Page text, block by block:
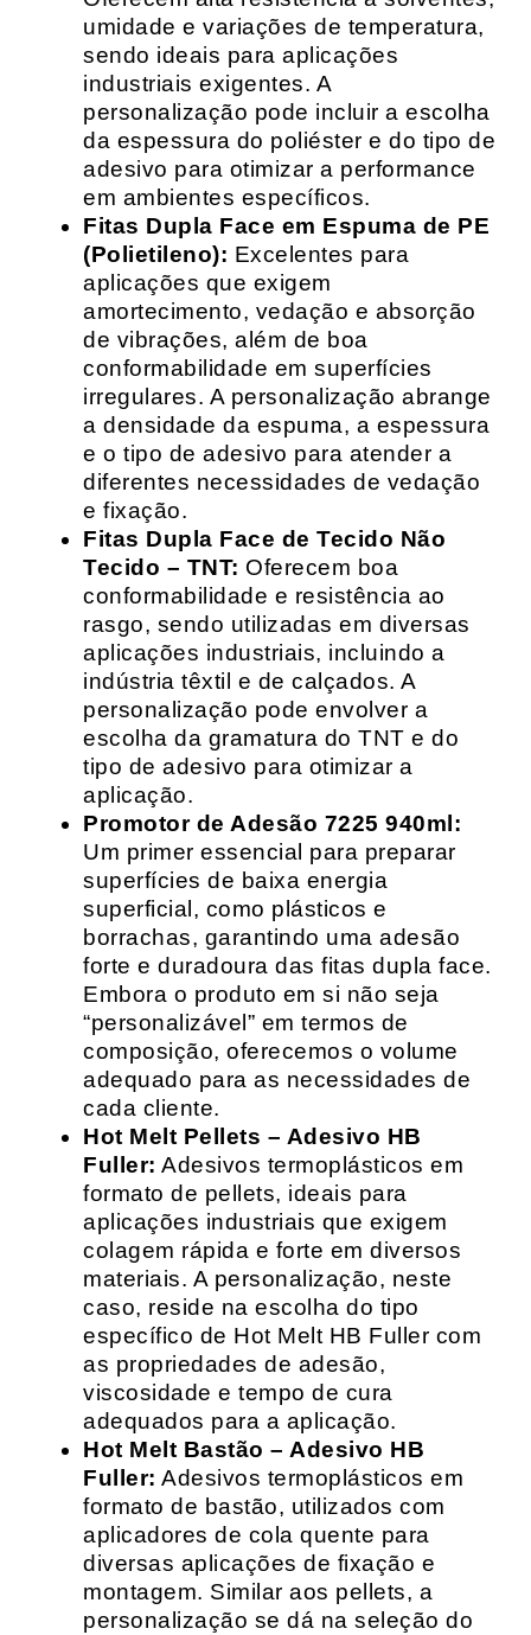
umidade e variações de temperatura,
sendo ideais para aplicações
industriais exigentes. A
personalização pode incluir a escolha
da espessura do poliéster e do tipo de
adesivo para otimizar a performance
em ambientes específicos.
Fitas Dupla Face em Espuma de PE
(Polietileno): Excelentes para
aplicações que exigem
amortecimento, vedação e absorção
de vibrações, além de boa
conformabilidade em superfícies
irregulares. A personalização abrange
a densidade da espuma, a espessura
e o tipo de adesivo para atender a
diferentes necessidades de vedação
e fixação.
Fitas Dupla Face de Tecido Não
Tecido – TNT: Oferecem boa
conformabilidade e resistência ao
rasgo, sendo utilizadas em diversas
aplicações industriais, incluindo a
indústria têxtil e de calçados. A
personalização pode envolver a
escolha da gramatura do TNT e do
tipo de adesivo para otimizar a
aplicação.
Promotor de Adesão 7225 940ml:
Um primer essencial para preparar
superfícies de baixa energia
superficial, como plásticos e
borrachas, garantindo uma adesão
forte e duradoura das fitas dupla face.
Embora o produto em si não seja
“personalizável” em termos de
composição, oferecemos o volume
adequado para as necessidades de
cada cliente.
Hot Melt Pellets – Adesivo HB
Fuller: Adesivos termoplásticos em
formato de pellets, ideais para
aplicações industriais que exigem
colagem rápida e forte em diversos
materiais. A personalização, neste
caso, reside na escolha do tipo
específico de Hot Melt HB Fuller com
as propriedades de adesão,
viscosidade e tempo de cura
adequados para a aplicação.
Hot Melt Bastão – Adesivo HB
Fuller: Adesivos termoplásticos em
formato de bastão, utilizados com
aplicadores de cola quente para
diversas aplicações de fixação e
montagem. Similar aos pellets, a
personalização se dá na seleção do